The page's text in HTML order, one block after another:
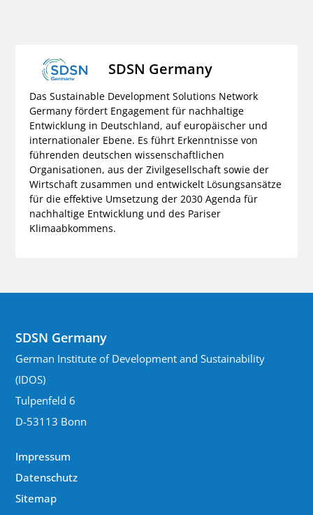
SDSN Germany
Das Sustainable Development Solutions Network
Germany fördert Engagement für nachhaltige
Entwicklung in Deutschland, auf europäischer und
internationaler Ebene. Es führt Erkenntnisse von
führenden deutschen wissenschaftlichen
Organisationen, aus der Zivilgesellschaft sowie der
Wirtschaft zusammen und entwickelt Lösungsansätze
für die effektive Umsetzung der 2030 Agenda für
nachhaltige Entwicklung und des Pariser
Klimaabkommens.
SDSN Germany
German Institute of Development and Sustainability
(IDOS)
Tulpenfeld 6
D-53113 Bonn
Impressum
Datenschutz
Sitemap